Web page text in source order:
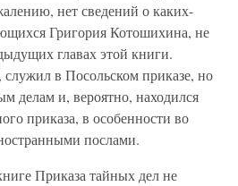
нет сведений о каких-
Григория Котошихина, не
главах этой книги.
служил в Посольском приказе, но
делам и, вероятно, находился
приказа, в особенности во
послами.
Приказа тайных дел не